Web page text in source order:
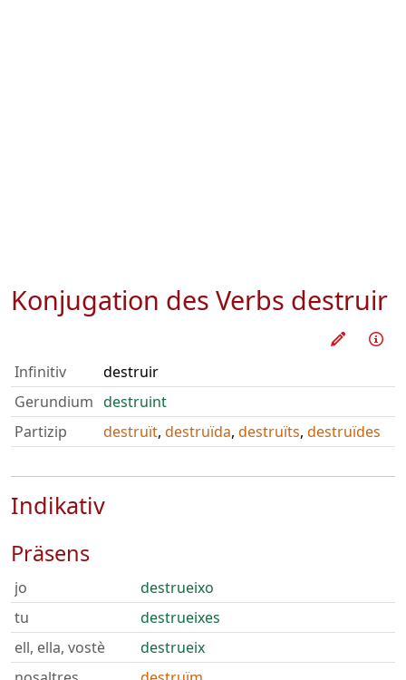
Konjugation des Verbs destruir
Verb
Infinitiv
destruir
Gerundium destruint
Partizip
destruït, destruïda, destruïts, destruïdes
Indikativ
Präsens
jo
destrueixo
tu
destrueixes
ell, ella, vostè
destrueix